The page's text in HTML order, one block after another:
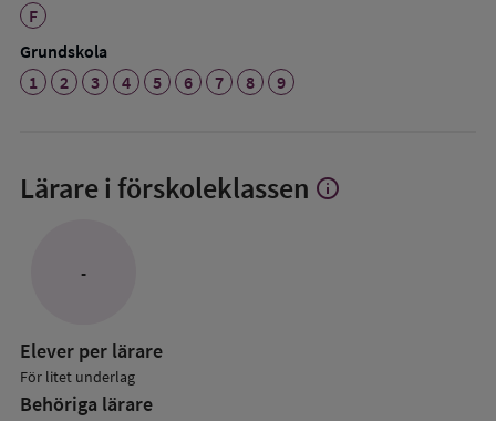
F
Grundskola
1
2 3 4 5 6 7 8 9
Lärare i förskoleklassen Visa
info
-
Elever per lärare
För litet underlag
Behöriga lärare